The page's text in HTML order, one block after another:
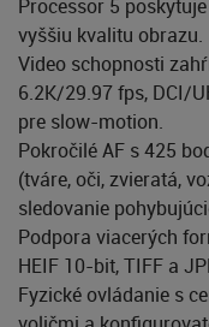
Processor 5
vyššiu kvalitu obrazu.
Video schopnosti
6.2K/29.97 fps, DCI/
pre slow-motion.
Pokročilé AF s 425
(tváre, oči, zvieratá,
sledovanie
Podpora viacerých
HEIF 10-bit, TIFF a
Fyzické ovládanie s